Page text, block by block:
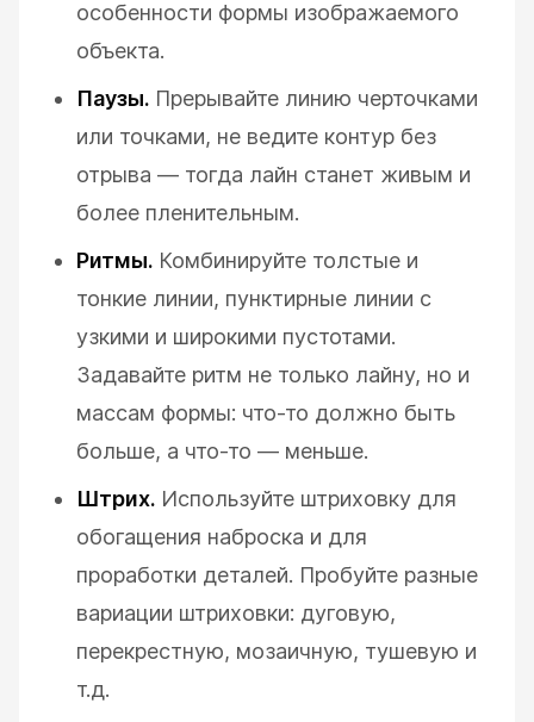
особенности формы изображаемого
объекта.
Паузы. Прерывайте линию черточками
или точками, не ведите контур без
отрыва — тогда лайн станет живым и
более пленительным.
Ритмы. Комбинируйте толстые и
тонкие линии, пунктирные линии с
узкими и широкими пустотами.
Задавайте ритм не только лайну, но и
массам формы: что-то должно быть
больше, а что-то — меньше.
Штрих. Используйте штриховку для
обогащения наброска и для
проработки деталей. Пробуйте разные
вариации штриховки: дуговую,
перекрестную, мозаичную, тушевую и
т.д.